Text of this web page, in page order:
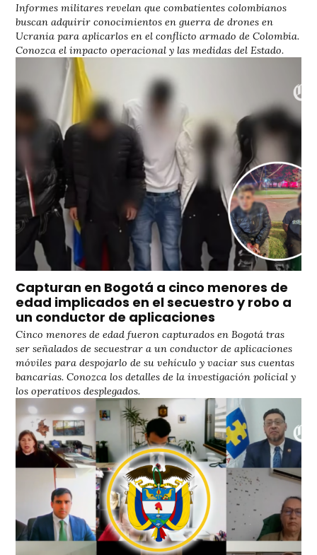
Informes militares revelan que combatientes colombianos
buscan adquirir conocimientos en guerra de drones en
Ucrania para aplicarlos en el conflicto armado de Colombia.
Conozca el impacto operacional y las medidas del Estado.
Capturan en Bogotá a cinco menores de
edad implicados en el secuestro y robo a
un conductor de aplicaciones
Cinco menores de edad fueron capturados en Bogotá tras
ser señalados de secuestrar a un conductor de aplicaciones
móviles para despojarlo de su vehículo y vaciar sus cuentas
bancarias. Conozca los detalles de la investigación policial y
los operativos desplegados.